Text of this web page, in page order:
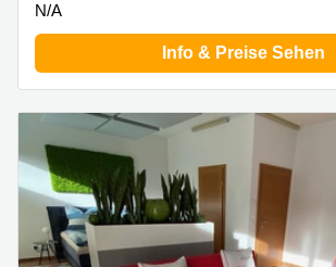
N/A
Info & Preise Sehen